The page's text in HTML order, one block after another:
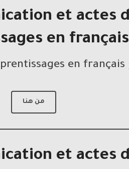
et actes
en français
من هنا
et actes